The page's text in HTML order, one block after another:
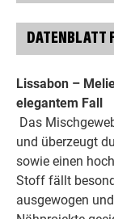
DATENBLATT
Lissabon –
elegantem Fall
Das
und überzeugt
sowie einen
Stoff fällt
ausgewogen